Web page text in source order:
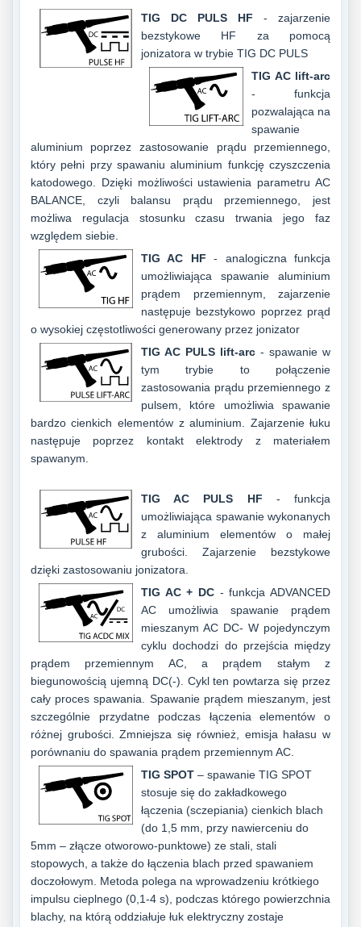
TIG DC PULS HF
- zajarzenie
bezstykowe HF za pomocą
jonizatora w trybie TIG DC PULS
TIG AC lift-arc
- funkcja
pozwalająca na
spawanie
aluminium poprzez zastosowanie prądu przemiennego,
który pełni przy spawaniu aluminium funkcję czyszczenia
katodowego. Dzięki możliwości ustawienia parametru AC
BALANCE, czyli balansu prądu przemiennego, jest
możliwa regulacja stosunku czasu trwania jego faz
względem siebie.
TIG AC HF - analogiczna funkcja
umożliwiająca spawanie aluminium
prądem przemiennym, zajarzenie
następuje bezstykowo poprzez prąd
o wysokiej częstotliwości generowany przez jonizator
TIG AC PULS lift-arc - spawanie w
tym trybie to połączenie
zastosowania prądu przemiennego z
pulsem, które umożliwia spawanie
bardzo cienkich elementów z aluminium. Zajarzenie łuku
następuje poprzez kontakt elektrody z materiałem
spawanym.
TIG AC PULS HF - funkcja
umożliwiająca spawanie wykonanych
z aluminium elementów o małej
grubości. Zajarzenie bezstykowe
dzięki zastosowaniu jonizatora.
TIG AC + DC - funkcja ADVANCED
AC umożliwia spawanie prądem
mieszanym AC DC- W pojedynczym
cyklu dochodzi do przejścia między
prądem przemiennym AC, a prądem stałym z
biegunowością ujemną DC(-). Cykl ten powtarza się przez
cały proces spawania. Spawanie prądem mieszanym, jest
szczególnie przydatne podczas łączenia elementów o
różnej grubości. Zmniejsza się również, emisja hałasu w
porównaniu do spawania prądem przemiennym AC.
TIG SPOT – spawanie TIG SPOT
stosuje się do zakładkowego
łączenia (sczepiania) cienkich blach
(do 1,5 mm, przy nawierceniu do
5mm – złącze otworowo-punktowe) ze stali, stali
stopowych, a także do łączenia blach przed spawaniem
doczołowym. Metoda polega na wprowadzeniu krótkiego
impulsu cieplnego (0,1-4 s), podczas którego powierzchnia
blachy, na którą oddziałuje łuk elektryczny zostaje